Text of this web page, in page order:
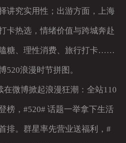
讲究实用性；出游方面，上海
卡热选，情绪价值与跨城奔赴
糖、理性消费、旅行打卡……
520浪漫时节拼图。
微博掀起浪漫狂潮：全站110
榜，#520# 话题一举拿下生活
排。群星率先营业送福利，#